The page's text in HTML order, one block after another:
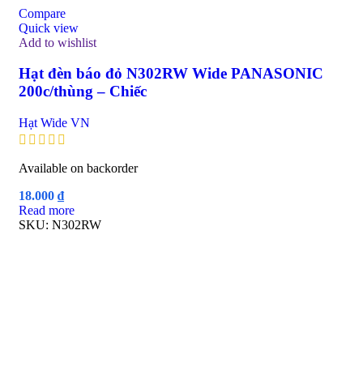
Compare
Quick view
Add to wishlist
Hạt đèn báo đỏ N302RW Wide PANASONIC
200c/thùng – Chiếc
Hạt Wide VN
Available on backorder
18.000 ₫
Read more
SKU: N302RW